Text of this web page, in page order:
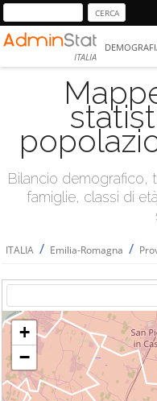
ITALIA
Bilancio demografico,
famiglie, classi di
ITALIA / Emilia-Romagna /